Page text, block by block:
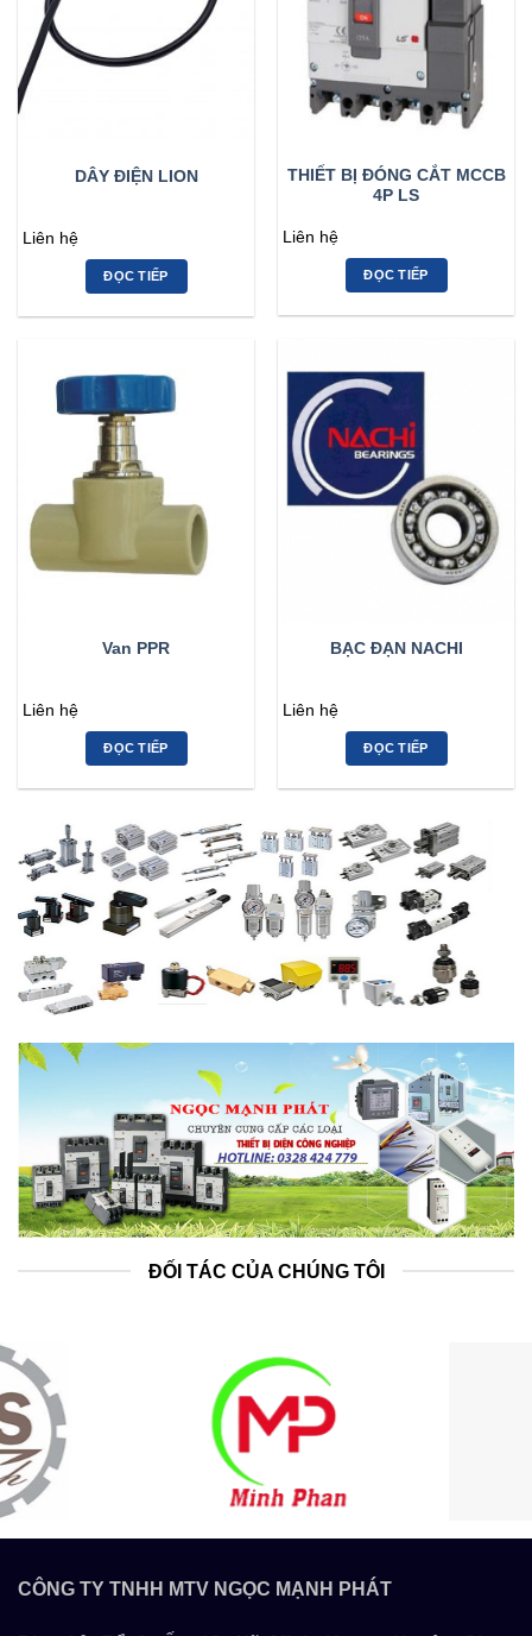
DÂY ĐIỆN LION
Liên hệ
ĐỌC TIẾP
THIẾT BỊ ĐÓNG CẮT MCCB
4P LS
Liên hệ
ĐỌC TIẾP
Van PPR
Liên hệ
ĐỌC TIẾP
BẠC ĐẠN NACHI
Liên hệ
ĐỌC TIẾP
ĐỐI TÁC CỦA CHÚNG TÔI
CÔNG TY TNHH MTV NGỌC MẠNH PHÁT